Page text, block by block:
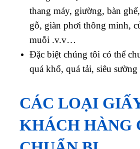
thang máy, giường, bàn
gỗ, giàn phơi thông minh,
muỗi .v.v…
Đặc biệt chúng tôi có thể
quá khổ, quá tải, siêu
CÁC LOẠI
KHÁCH HÀNG